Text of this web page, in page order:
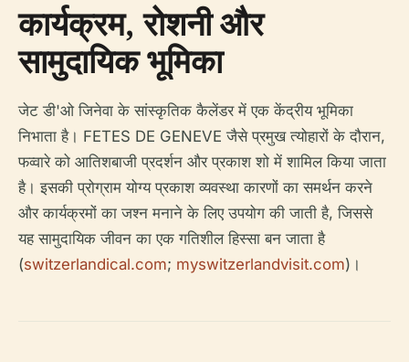
कार्यक्रम, रोशनी और
सामुदायिक भूमिका
जेट डी'ओ जिनेवा के सांस्कृतिक कैलेंडर में एक केंद्रीय भूमिका
निभाता है। FETES DE GENEVE जैसे प्रमुख त्योहारों के दौरान,
फव्वारे को आतिशबाजी प्रदर्शन और प्रकाश शो में शामिल किया जाता
है। इसकी प्रोग्राम योग्य प्रकाश व्यवस्था कारणों का समर्थन करने
और कार्यक्रमों का जश्न मनाने के लिए उपयोग की जाती है, जिससे
यह सामुदायिक जीवन का एक गतिशील हिस्सा बन जाता है
(switzerlandical.com; myswitzerlandvisit.com)।